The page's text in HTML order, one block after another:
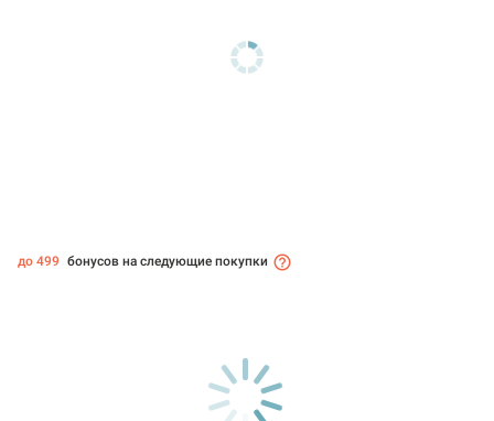
до 499 бонусов на следующие покупки